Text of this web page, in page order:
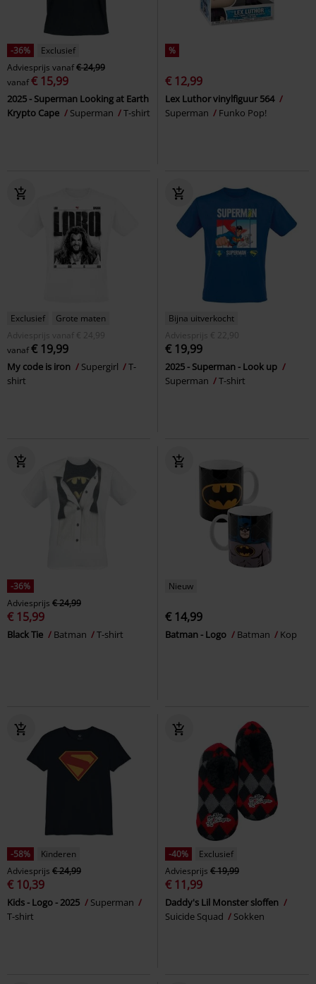
-36%
Exclusief
Adviesprijs vanaf€ 24,99
vanaf€ 15,99
2025 - Superman Looking at Earth
Krypto Cape
Superman T-shirt
%
€ 12,99
Lex Luthor vinylfiguur 564
Superman
Funko Pop!
Exclusief
Grote maten
Adviesprijs
vanaf € 24,99
vanaf€ 19,99
My code is iron Supergirl
T-
shirt
Bijna uitverkocht
Adviesprijs
€ 22,90
€ 19,99
2025 - Superman - Look up
Superman
T-shirt
-36%
Adviesprijs € 24,99
€ 15,99
Black Tie Batman T-shirt
Nieuw
€ 14,99
Batman - Logo Batman Kop
-58%
Kinderen
Adviesprijs € 24,99
€ 10,39
Kids - Logo - 2025
Superman
T-shirt
-40%
Exclusief
Adviesprijs € 19,99
€ 11,99
Daddy's Lil Monster sloffen
Suicide Squad
Sokken